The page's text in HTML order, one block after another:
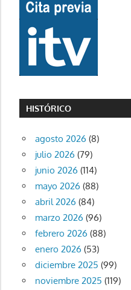
HISTÓRICO
agosto 2026 (8)
julio 2026 (79)
junio 2026 (114)
mayo 2026 (88)
abril 2026 (84)
marzo 2026 (96)
febrero 2026 (88)
enero 2026 (53)
diciembre 2025 (99)
noviembre 2025 (119)